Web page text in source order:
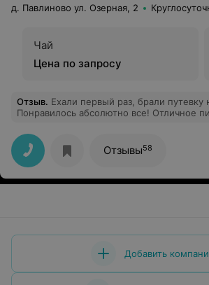
д. Павлиново ул. Озерная, 2
Чай
Цена по запросу
Отзыв. Ехали первый раз, брали путевку
Понравилось абсолютно все! Отличное
обслуживание! Бассейн превосходный,
тренажерный зал на высоте! Баня
Комнаты на высоте, есть все для
плазменный телевизор с множеством
Всем спасибо от меня (Максим), Стахия
Отзывы58
Добавить